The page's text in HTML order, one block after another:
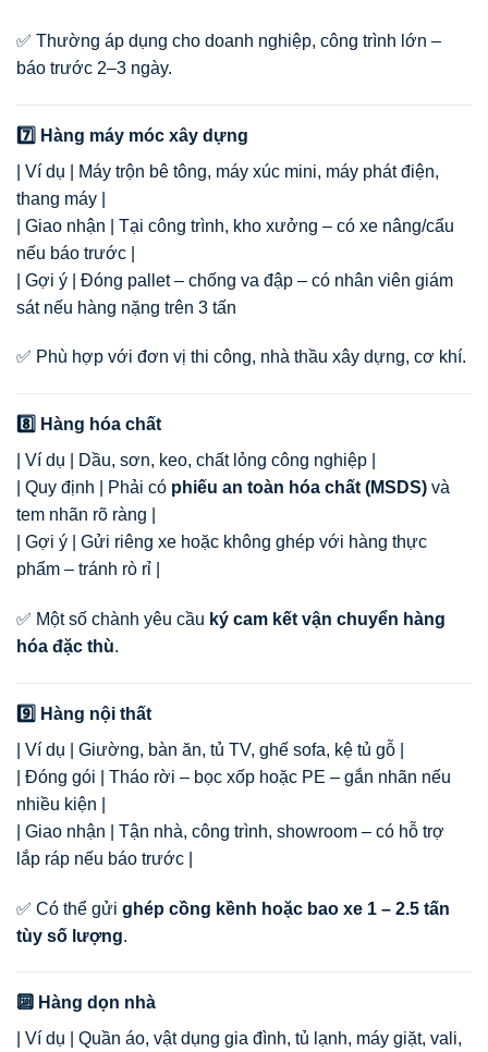
✅ Thường áp dụng cho doanh nghiệp, công trình lớn –
báo trước 2–3 ngày.
7️⃣ Hàng máy móc xây dựng
| Ví dụ | Máy trộn bê tông, máy xúc mini, máy phát điện,
thang máy |
| Giao nhận | Tại công trình, kho xưởng – có xe nâng/cẩu
nếu báo trước |
| Gợi ý | Đóng pallet – chống va đập – có nhân viên giám
sát nếu hàng nặng trên 3 tấn
✅ Phù hợp với đơn vị thi công, nhà thầu xây dựng, cơ khí.
8️⃣ Hàng hóa chất
| Ví dụ | Dầu, sơn, keo, chất lỏng công nghiệp |
| Quy định | Phải có phiếu an toàn hóa chất (MSDS) và
tem nhãn rõ ràng |
| Gợi ý | Gửi riêng xe hoặc không ghép với hàng thực
phẩm – tránh rò rỉ |
✅ Một số chành yêu cầu ký cam kết vận chuyển hàng
hóa đặc thù.
9️⃣ Hàng nội thất
| Ví dụ | Giường, bàn ăn, tủ TV, ghế sofa, kệ tủ gỗ |
| Đóng gói | Tháo rời – bọc xốp hoặc PE – gắn nhãn nếu
nhiều kiện |
| Giao nhận | Tận nhà, công trình, showroom – có hỗ trợ
lắp ráp nếu báo trước |
✅ Có thể gửi ghép cồng kềnh hoặc bao xe 1 – 2.5 tấn
tùy số lượng.
🔟 Hàng dọn nhà
| Ví dụ | Quần áo, vật dụng gia đình, tủ lạnh, máy giặt, vali,